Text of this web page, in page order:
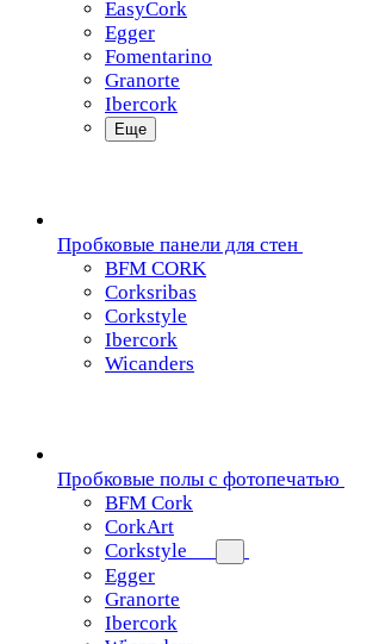
EasyCork
Egger
Fomentarino
Granorte
Ibercork
Еще
Пробковые панели для стен
BFM CORK
Corksribas
Corkstyle
Ibercork
Wicanders
Пробковые полы с фотопечатью
BFM Cork
CorkArt
Corkstyle
Egger
Granorte
Ibercork